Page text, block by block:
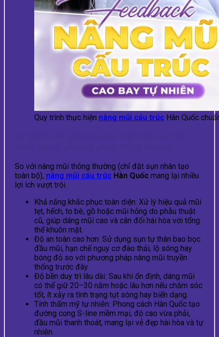
Quy trình thực hiện nâng mũi cấu trúc Hàn Quốc
So với nâng mũi thông thường (chỉ đặt sụn nhân tạo
toàn bộ), nâng mũi cấu trúc Hàn Quốc mang lại nhiều
lợi ích vượt trội.
Khả năng khắc phục toàn diện: Xử lý hiệu quả mũi
tẹt, hếch, to bè, gồ hoặc mũi hỏng do phẫu thuật
cũ, giúp dáng mũi cao và cân đối hài hòa với tổng
thể khuôn mặt.
Độ an toàn cao hơn: Sử dụng sụn tự thân bao bọc
đầu mũi, hạn chế nguy cơ đào thải, lộ sóng hay
bóng đỏ so với phương pháp nâng mũi truyền
thống trước đây.
Độ bền duy trì lâu dài: Sau khi ổn định, dáng mũi
có thể giữ 20–30 năm hoặc lâu hơn nếu chăm sóc
tốt, ít xảy ra tình trạng tụt sóng hay biến dạng.
Tính thẩm mỹ tự nhiên: Phong cách Hàn Quốc tạo
đường cong S-line mềm mại, độ cao vừa phải,
đầu mũi thanh thoát, mang lại vẻ đẹp hài hòa và tự
nhiên.